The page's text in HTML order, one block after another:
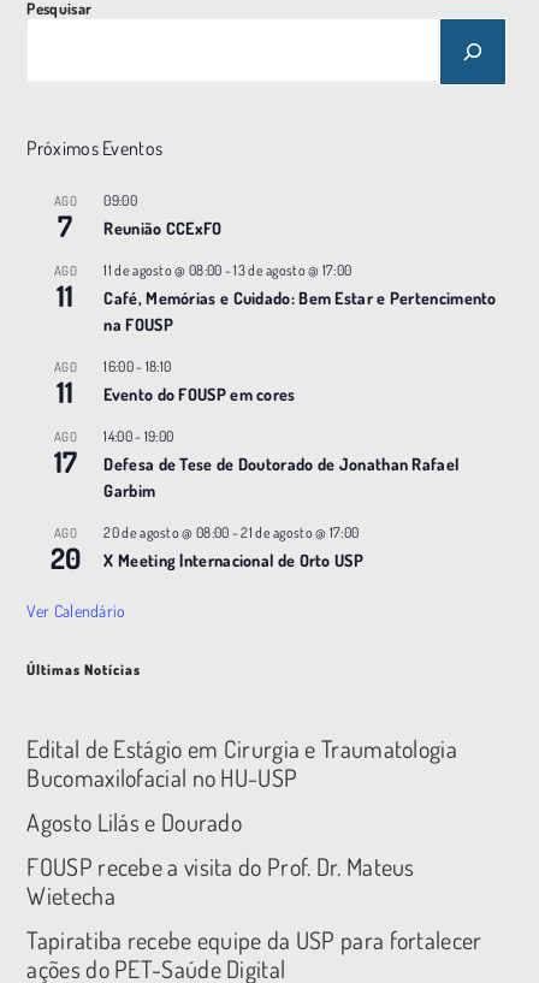
Pesquisar
Próximos Eventos
AGO
7
09:00
Reunião CCExFO
AGO
11
11 de agosto @ 08:00 -13 de agosto @ 17:00
Café, Memórias e Cuidado: Bem Estar e Pertencimento
na FOUSP
AGO
11
16:00- 18:10
Evento do FOUSP em cores
AGO
17
14:00- 19:00
Defesa de Tese de Doutorado de Jonathan Rafael
Garbim
AGO
20
20 de agosto @ 08:00 -21 de agosto @ 17:00
X Meeting |nternacional de Orto USP
Ver Calendário
Últimas Notícias
Edital de Estágio em Cirurgia e Traumatologia
Bucomaxilofacial no HU-USP
Agosto Lilás e Dourado
FOUSP recebe a visita do Prof. Dr. Mateus
Wietecha
Tapiratiba recebe equipe da USP para fortalecer
ações do PET-Saúde Digital